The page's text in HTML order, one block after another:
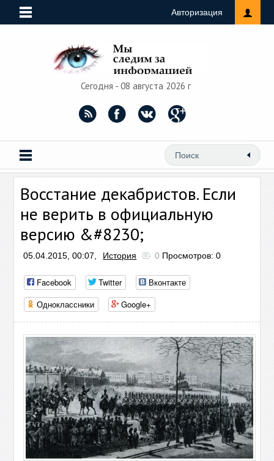
Авторизация
Сегодня - 08 августа 2026 г
Восстание декабристов. Если
не верить в официальную
версию &#8230;
05.04.2015, 00:07, История 0 Просмотров: 0
Facebook Twitter
Вконтакте
Одноклассники
Google+